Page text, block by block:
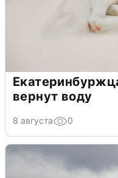
вернут воду
8 августа 0